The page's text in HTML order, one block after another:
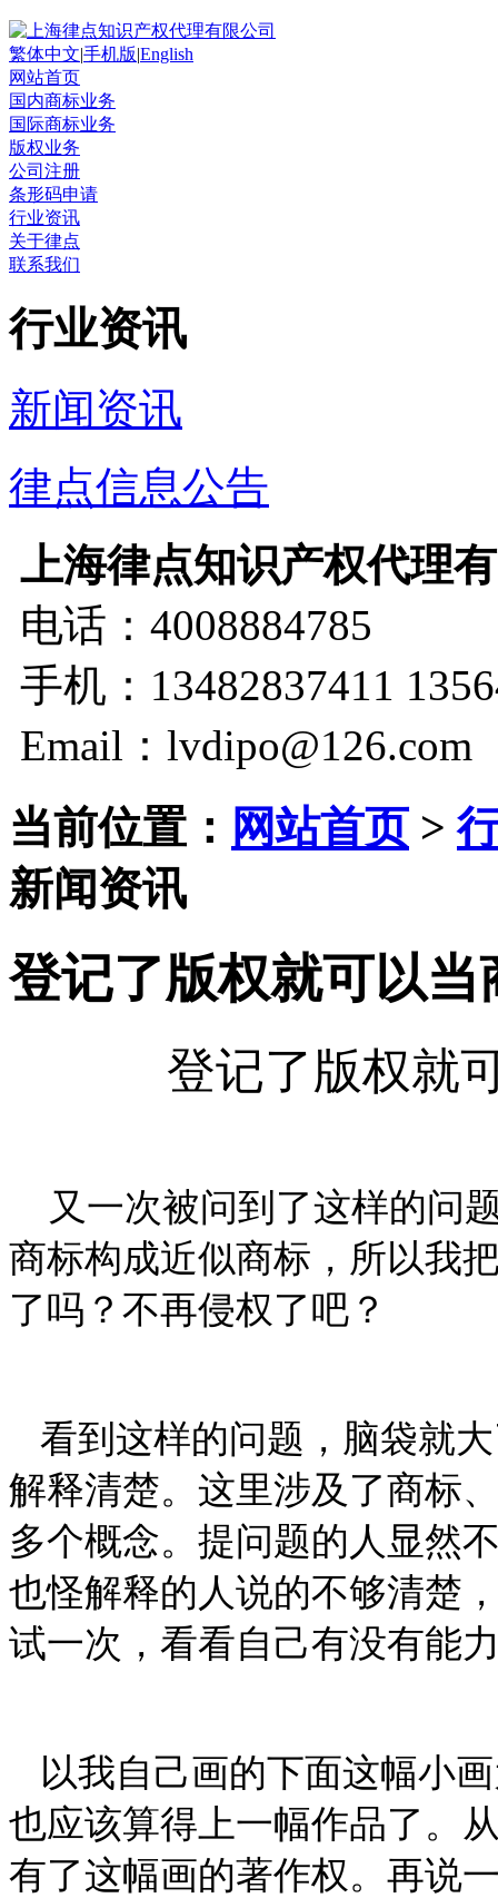
繁体中文|手机版|English
网站首页
国内商标业务
国际商标业务
版权业务
公司注册
条形码申请
行业资讯
关于律点
联系我们
行业资讯
新闻资讯
律点信息公告
上海律点知识产权代理
电话：4008884785
手机：13482837411
Email：lvdipo@126.com
当前位置： 网站首页>
新闻资讯
登记了版权就可以
登记了版权就
又一次被问到了这样的问
商标构成近似商标，所以我
了吗？不再侵权了吧？
看到这样的问题，脑袋就
解释清楚。这里涉及了商标
多个概念。提问题的人显然
也怪解释的人说的不够清楚
试一次，看看自己有没有能
以我自己画的下面这幅小
也应该算得上一幅作品了。
有了这幅画的著作权。再说